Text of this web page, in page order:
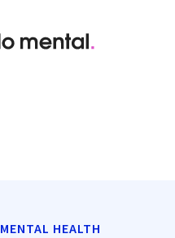
MENTAL HEALTH